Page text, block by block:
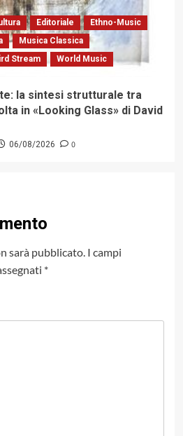
Editoriale
Ethno-Music
Musica Classica
Stream World Music
la sintesi strutturale tra
in «Looking Glass» di David
06/08/2026 0
sarà pubblicato. I campi
*